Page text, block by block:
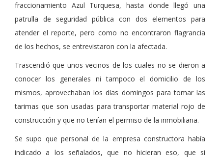
fraccionamiento Azul Turquesa, hasta donde llegó una
patrulla de seguridad pública con dos elementos para
atender el reporte, pero como no encontraron flagrancia
de los hechos, se entrevistaron con la afectada.
Trascendió que unos vecinos de los cuales no se dieron a
conocer los generales ni tampoco el domicilio de los
mismos, aprovechaban los días domingos para tomar las
tarimas que son usadas para transportar material rojo de
construcción y que no tenían el permiso de la inmobiliaria.
Se supo que personal de la empresa constructora había
indicado a los señalados, que no hicieran eso, que si